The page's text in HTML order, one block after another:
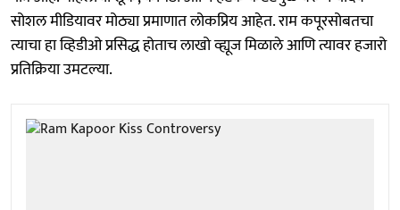
सोशल मीडियावर मोठ्या प्रमाणात लोकप्रिय आहेत. राम कपूरसोबतचा
त्याचा हा व्हिडीओ प्रसिद्ध होताच लाखो व्ह्यूज मिळाले आणि त्यावर हजारो
प्रतिक्रिया उमटल्या.